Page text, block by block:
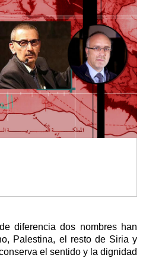
diferencia dos nombres han
Palestina, el resto de Siria y
el sentido y la dignidad